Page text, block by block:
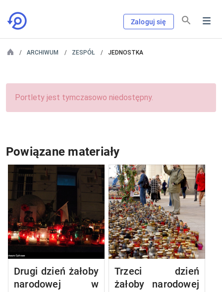
Zaloguj się
ARCHIWUM ZESPÓŁ JEDNOSTKA
Portlety jest tymczasowo niedostępny.
Powiązane materiały
Drugi dzień żałoby
narodowej w
Trzeci dzień
żałoby narodowej